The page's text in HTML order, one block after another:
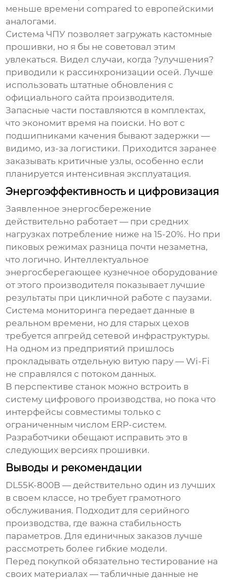
меньше времени compared to европейскими
аналогами.
Система ЧПУ позволяет загружать кастомные
прошивки, но я бы не советовал этим
увлекаться. Видел случаи, когда ?улучшения?
приводили к рассинхронизации осей. Лучше
использовать штатные обновления с
официального сайта производителя.
Запасные части поставляются в комплектах,
что экономит время на поиски. Но вот с
подшипниками качения бывают задержки —
видимо, из-за логистики. Приходится заранее
заказывать критичные узлы, особенно если
планируется интенсивная эксплуатация.
Энергоэффективность и цифровизация
Заявленное энергосбережение
действительно работает — при средних
нагрузках потребление ниже на 15-20%. Но при
пиковых режимах разница почти незаметна,
что логично. Интеллектуальное
энергосберегающее кузнечное оборудование
от этого производителя показывает лучшие
результаты при цикличной работе с паузами.
Система мониторинга передает данные в
реальном времени, но для старых цехов
требуется апгрейд сетевой инфраструктуры.
На одном из предприятий пришлось
прокладывать отдельную витую пару — Wi-Fi
не справлялся с потоком данных.
В перспективе станок можно встроить в
систему цифрового производства, но пока что
интерфейсы совместимы только с
ограниченным числом ERP-систем.
Разработчики обещают исправить это в
следующих версиях прошивки.
Выводы и рекомендации
DL55K-800B — действительно один из лучших
в своем классе, но требует грамотного
обслуживания. Подходит для серийного
производства, где важна стабильность
параметров. Для единичных заказов лучше
рассмотреть более гибкие модели.
Перед покупкой обязательно тестирование на
своих материалах — табличные данные не